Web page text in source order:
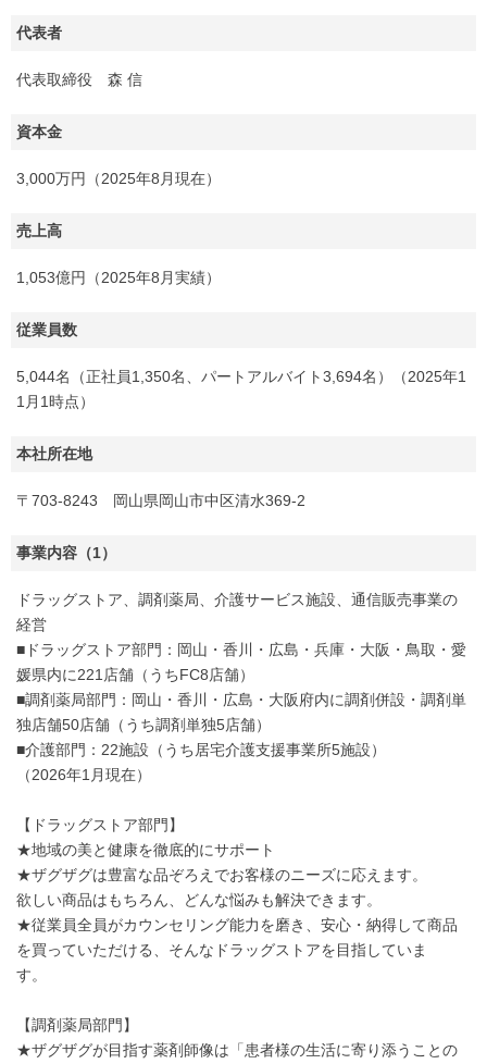
代表者
代表取締役 森 信
資本金
3,000万円（2025年8月現在）
売上高
1,053億円（2025年8月実績）
従業員数
5,044名（正社員1,350名、パートアルバイト3,694名）（2025年1
1月1時点）
本社所在地
〒703-8243 岡山県岡山市中区清水369-2
事業内容（1）
ドラッグストア、調剤薬局、介護サービス施設、通信販売事業の
経営
■ドラッグストア部門：岡山・香川・広島・兵庫・大阪・鳥取・愛
媛県内に221店舗（うちFC8店舗）
■調剤薬局部門：岡山・香川・広島・大阪府内に調剤併設・調剤単
独店舗50店舗（うち調剤単独5店舗）
■介護部門：22施設（うち居宅介護支援事業所5施設）
（2026年1月現在）
【ドラッグストア部門】
★地域の美と健康を徹底的にサポート
★ザグザグは豊富な品ぞろえでお客様のニーズに応えます。
欲しい商品はもちろん、どんな悩みも解決できます。
★従業員全員がカウンセリング能力を磨き、安心・納得して商品
を買っていただける、そんなドラッグストアを目指していま
す。
【調剤薬局部門】
★ザグザグが目指す薬剤師像は「患者様の生活に寄り添うことの